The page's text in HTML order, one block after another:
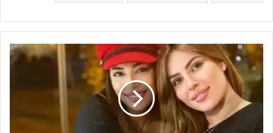
بكلمات
مؤثرة
:
مريم
الدباغ
صديقتها